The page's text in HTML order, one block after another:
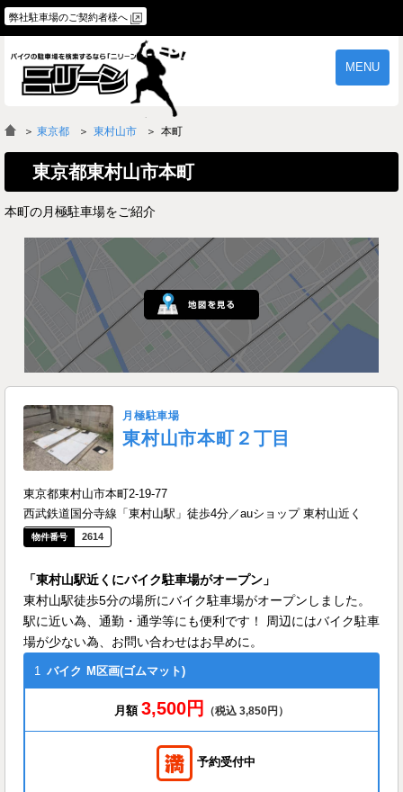
弊社駐車場のご契約者様へ
MENU
物件一覧
よくあるご質問
＞ 東京都 東村山市 本町
東京都東村山市本町
本町の月極駐車場をご紹介
月極駐車場
東村山市本町２丁目
東京都東村山市本町2-19-77
西武鉄道国分寺線「東村山駅」徒歩4分／auショップ 東村山近く
2614
「東村山駅近くにバイク駐車場がオープン」
東村山駅徒歩5分の場所にバイク駐車場がオープンしました。
駅に近い為、通勤・通学等にも便利です！ 周辺にはバイク駐車
場が少ない為、お問い合わせはお早めに。
1 バイク M区画(ゴムマット)
月額 3,500円 （税込 3,850円）
予約受付中